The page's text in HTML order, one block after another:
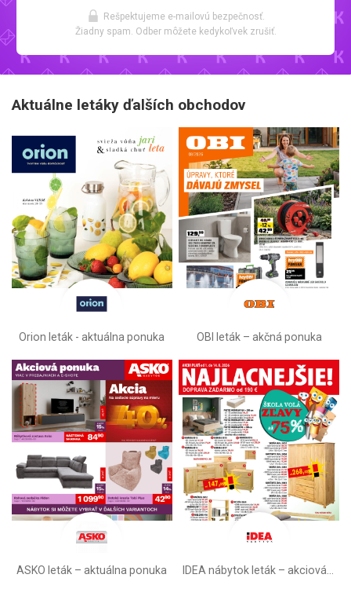
Rešpektujeme e-mailovú bezpečnosť.
Žiadny spam. Odber môžete kedykoľvek zrušiť.
Aktuálne letáky ďalších obchodov
Orion leták - aktuálna ponuka OBI leták –⁠ akčná ponuka
ASKO leták – aktuálna ponuka